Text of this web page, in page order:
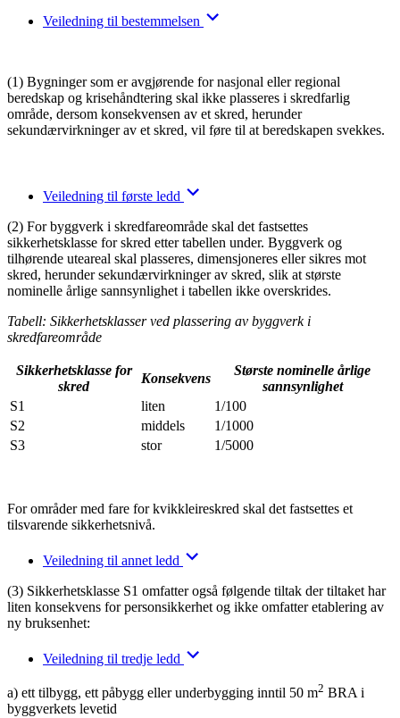
Veiledning til bestemmelsen
(1) Bygninger som er avgjørende for nasjonal eller regional
beredskap og krisehåndtering skal ikke plasseres i skredfarlig
område, dersom konsekvensen av et skred, herunder
sekundærvirkninger av et skred, vil føre til at beredskapen svekkes.
Veiledning til første ledd
(2) For byggverk i skredfareområde skal det fastsettes
sikkerhetsklasse for skred etter tabellen under. Byggverk og
tilhørende uteareal skal plasseres, dimensjoneres eller sikres mot
skred, herunder sekundærvirkninger av skred, slik at største
nominelle årlige sannsynlighet i tabellen ikke overskrides.
Tabell: Sikkerhetsklasser ved plassering av byggverk i
skredfareområde
Sikkerhetsklasse for
skred
Konsekvens
Største nominelle årlige
sannsynlighet
S1
liten
1/100
S2
middels
1/1000
S3
stor 1/5000
For områder med fare for kvikkleireskred skal det fastsettes et
tilsvarende sikkerhetsnivå.
Veiledning til annet ledd
(3) Sikkerhetsklasse S1 omfatter også følgende tiltak der tiltaket har
liten konsekvens for personsikkerhet og ikke omfatter etablering av
ny bruksenhet:
Veiledning til tredje ledd
a) ett tilbygg, ett påbygg eller underbygging inntil 50 m2 BRA i
byggverkets levetid